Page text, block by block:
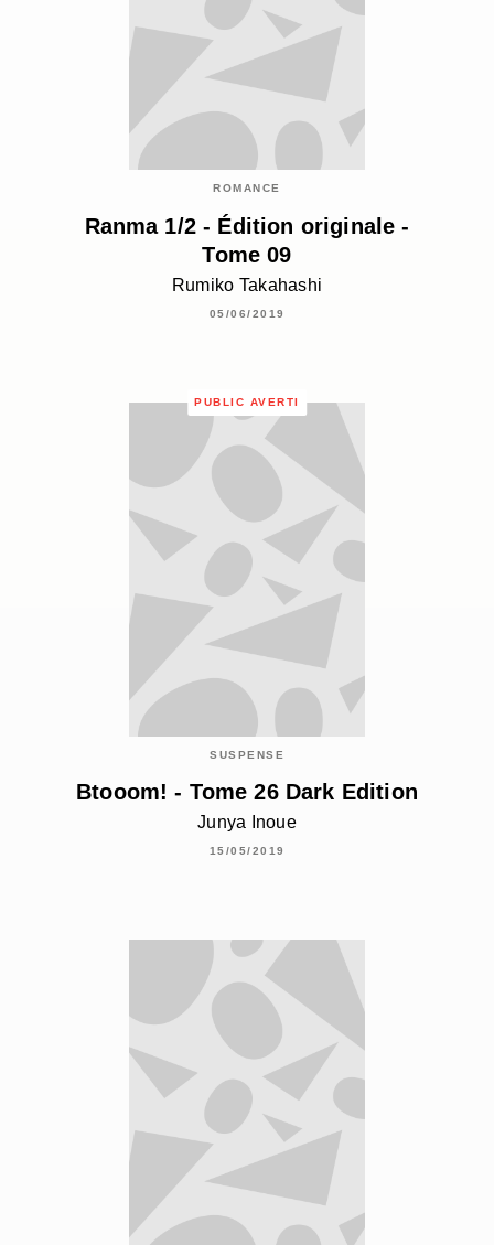
ROMANCE
Ranma 1/2 - Édition originale -
Tome 09
Rumiko Takahashi
05/06/2019
PUBLIC AVERTI
SUSPENSE
Btooom! - Tome 26 Dark Edition
Junya Inoue
15/05/2019